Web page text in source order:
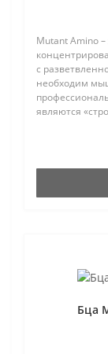
Mutant Amino
с
необходим
являются
Бца